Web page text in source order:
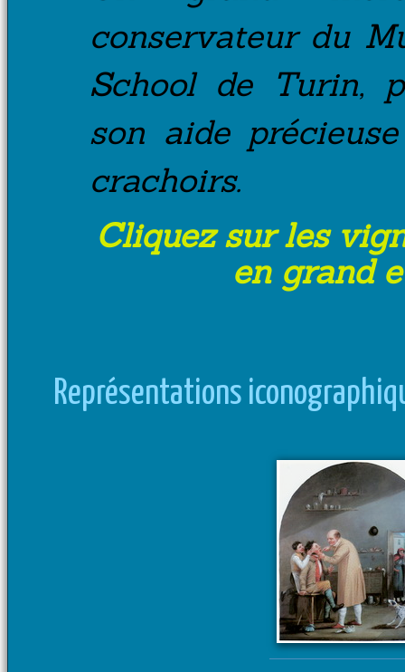
conservateur du
School de Turin,
son aide
crachoirs.
Cliquez sur les
en grand
Représentations